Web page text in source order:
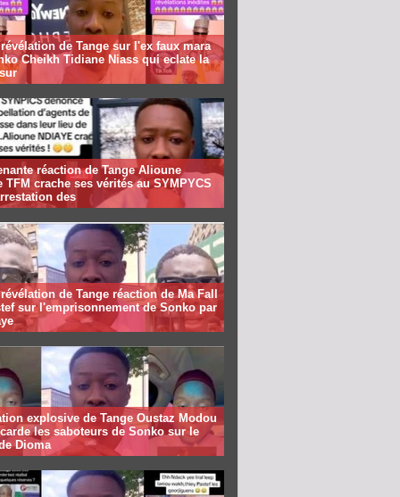
de Tange sur l'ex faux mara
Cheikh Tidiane Niass qui eclate la
réaction de Tange Alioune
TFM crache ses vérités au SYMPYCS
des
de Tange réaction de Ma Fall
sur l'emprisonnement de Sonko par
explosive de Tange Oustaz Modou
les saboteurs de Sonko sur le
Dioma